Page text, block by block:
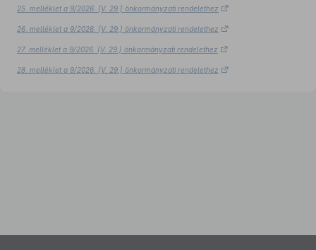
25. melléklet a 9/2026. (V. 29.) önkormányzati rendelethez
26. melléklet a 9/2026. (V. 29.) önkormányzati rendelethez
27. melléklet a 9/2026. (V. 29.) önkormányzati rendelethez
28. melléklet a 9/2026. (V. 29.) önkormányzati rendelethez